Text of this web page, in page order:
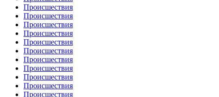
Происшествия
Происшествия
Происшествия
Происшествия
Происшествия
Происшествия
Происшествия
Происшествия
Происшествия
Происшествия
Происшествия